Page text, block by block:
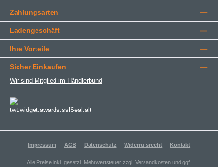
Zahlungsarten
Ladengeschäft
Ihre Vorteile
Sicher Einkaufen
Wir sind Mitglied im Händlerbund
Impressum AGB Datenschutz Widerrufsrecht Kontakt
Alle Preise inkl. gesetzl. Mehrwertsteuer zzgl. Versandkosten und ggf.